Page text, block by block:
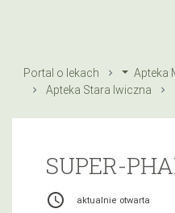
Portal o lekach
Apteka
Apteka Stara Iwiczna
SUPER-
access_time aktualnie otwarta